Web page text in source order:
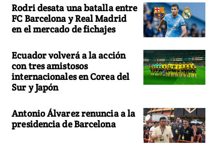
Rodri desata una batalla entre
FC Barcelona y Real Madrid
en el mercado de fichajes
Ecuador volverá a la acción
con tres amistosos
internacionales en Corea del
Sur y Japón
Antonio Álvarez renuncia a la
presidencia de Barcelona